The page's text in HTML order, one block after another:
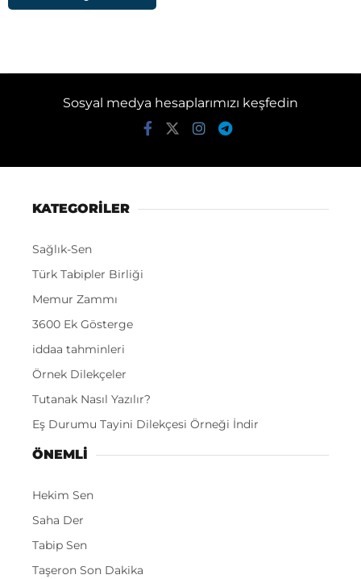
Sosyal medya hesaplarımızı keşfedin
KATEGORİLER
Sağlık-Sen
Türk Tabipler Birliği
Memur Zammı
3600 Ek Gösterge
iddaa tahminleri
Örnek Dilekçeler
Tutanak Nasıl Yazılır?
Eş Durumu Tayini Dilekçesi Örneği İndir
ÖNEMLI
Hekim Sen
Saha Der
Tabip Sen
Taşeron Son Dakika